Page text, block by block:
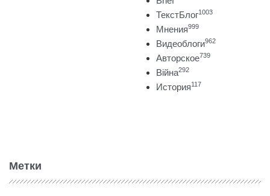
ТекстБлог1003
Мнения999
Видеоблоги962
Авторское739
Війна292
История117
Метки